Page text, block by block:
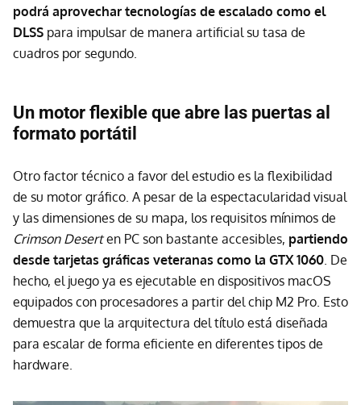
podrá aprovechar tecnologías de escalado como el
DLSS para impulsar de manera artificial su tasa de
cuadros por segundo.
Un motor flexible que abre las puertas al
formato portátil
Otro factor técnico a favor del estudio es la flexibilidad
de su motor gráfico. A pesar de la espectacularidad visual
y las dimensiones de su mapa, los requisitos mínimos de
Crimson Deserten PC son bastante accesibles, partiendo
desde tarjetas gráficas veteranas como la GTX 1060. De
hecho, el juego ya es ejecutable en dispositivos macOS
equipados con procesadores a partir del chip M2 Pro. Esto
demuestra que la arquitectura del título está diseñada
para escalar de forma eficiente en diferentes tipos de
hardware.